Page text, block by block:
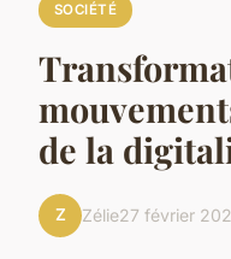
SOCIÉTÉ
de la
Z Zélie27 février